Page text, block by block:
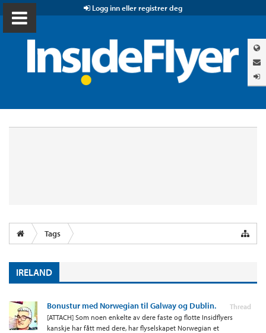
Logg inn eller registrer deg
Tags
IRELAND
Thread
Bonustur med Norwegian til Galway og Dublin.
[ATTACH] Som noen enkelte av dere faste og flotte Insidflyers
kanskje har fått med dere, har flyselskapet Norwegian et